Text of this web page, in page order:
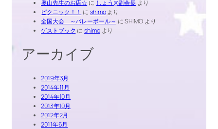
奥山先生のお店☆ に しょう@副会長 より
ピクニック！！ にshimoより
全国大会 ～バレーボール～ にSHIMOより
ゲストブック にshimoより
アーカイブ
2019年3月
2014年11月
2014年10月
2013年10月
2012年2月
2011年6月